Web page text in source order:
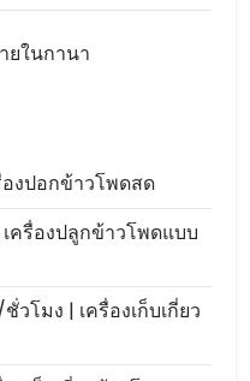
ยในกานา
งปอกข้าวโพดสด
ครื่องปลูกข้าวโพดแบบ
โมง | เครื่องเก็บเกี่ยว